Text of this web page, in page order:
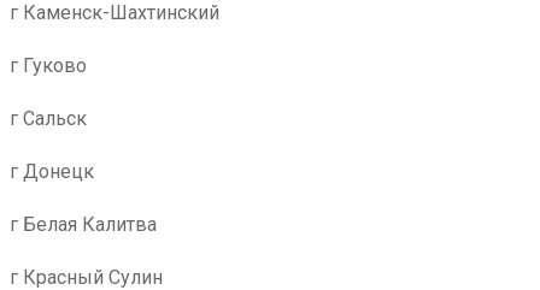
г Каменск-Шахтинский
г Гуково
г Сальск
г Донецк
г Белая Калитва
г Красный Сулин